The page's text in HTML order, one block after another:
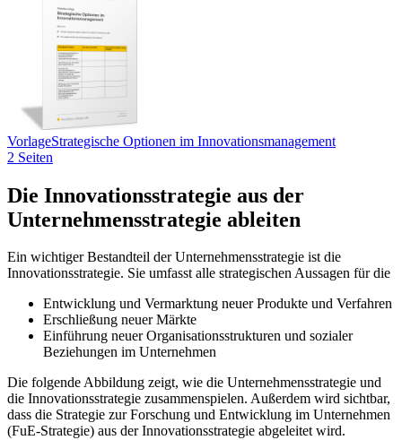
VorlageStrategische Optionen im Innovationsmanagement
2 Seiten
Die Innovationsstrategie aus der
Unternehmensstrategie ableiten
Ein wichtiger Bestandteil der Unternehmensstrategie ist die
Innovationsstrategie. Sie umfasst alle strategischen Aussagen für die
Entwicklung und Vermarktung neuer Produkte und Verfahren
Erschließung neuer Märkte
Einführung neuer Organisationsstrukturen und sozialer
Beziehungen im Unternehmen
Die folgende Abbildung zeigt, wie die Unternehmensstrategie und
die Innovationsstrategie zusammenspielen. Außerdem wird sichtbar,
dass die Strategie zur Forschung und Entwicklung im Unternehmen
(FuE-Strategie) aus der Innovationsstrategie abgeleitet wird.